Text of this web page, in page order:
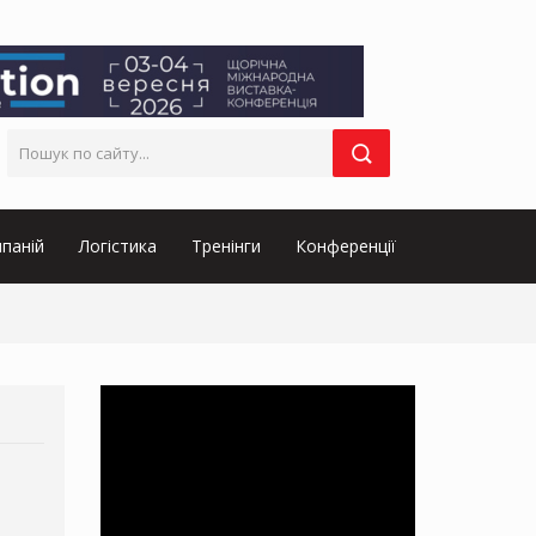
Логістика Тренінги Конференції